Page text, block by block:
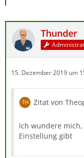
Thunder
15. Dezember 2019 um
Zitat von
Ich wundere
Einstellung gibt